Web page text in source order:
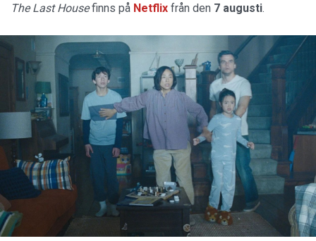
The Last Housefinns på Netflix från den 7 augusti.